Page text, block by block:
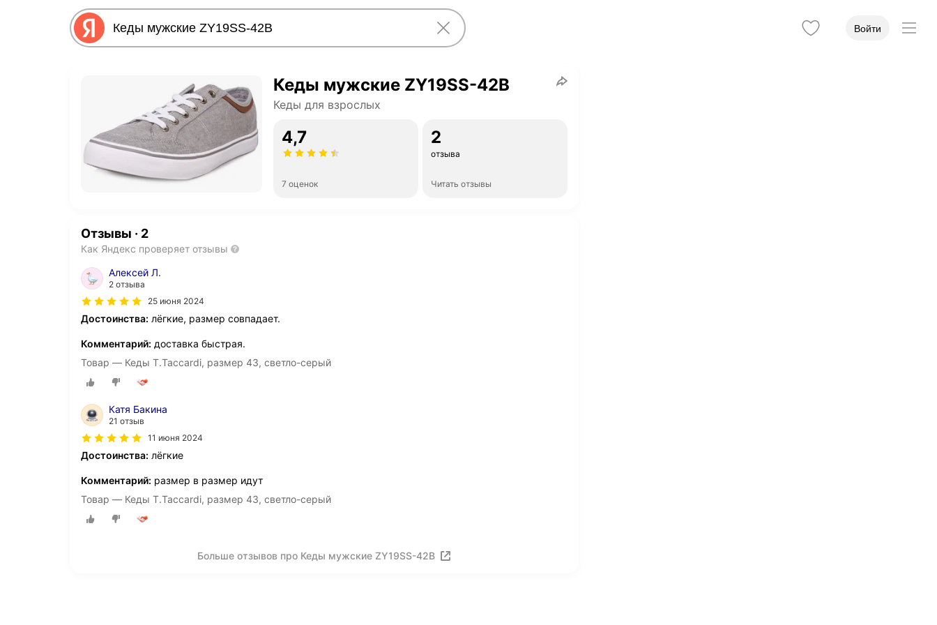
Войти
Кеды мужские ZY19SS-42B
Кеды для взрослых
4,7
7 оценок
2
отзыва
Читать отзывы
Отзывы · 2
Как Яндекс проверяет отзывы
Алексей Л.
2 отзыва
25 июня 2024
Достоинства: лёгкие, размер совпадает.
Комментарий: доставка быстрая.
Товар — Кеды T.Taccardi, размер 43, светло-серый
Катя Бакина
21 отзыв
11 июня 2024
Достоинства: лёгкие
Комментарий: размер в размер идут
Товар — Кеды T.Taccardi, размер 43, светло-серый
Больше отзывов про Кеды мужские ZY19SS-42B